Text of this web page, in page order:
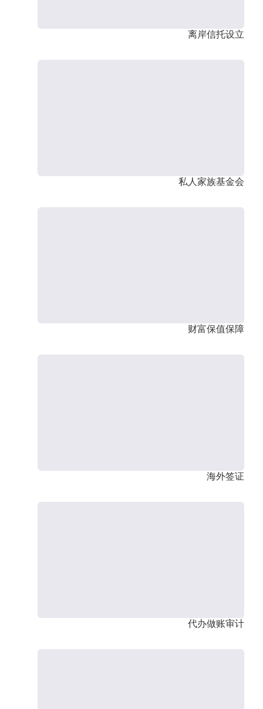
离岸信托设立
私人家族基金会
财富保值保障
海外签证
代办做账审计